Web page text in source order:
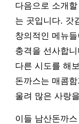
다음으로 소개
는 곳입니다. 갓
창의적인 메뉴
충격을 선사합
다른 시도를 해
돈까스는 매콤
울려 많은 사랑
이들 남산돈까